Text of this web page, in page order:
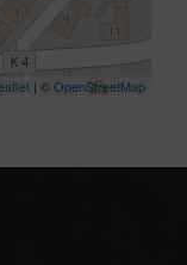
| ©OpenStreetMap